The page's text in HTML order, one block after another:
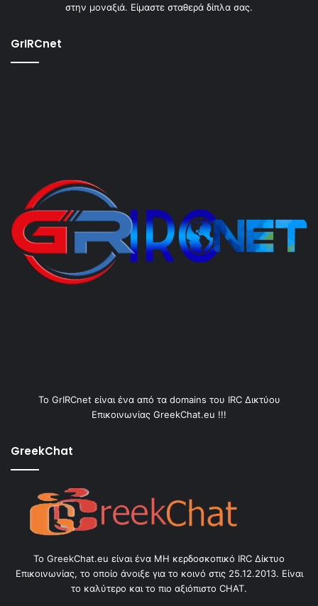
στην μοναξιά. Είμαστε σταθερά δίπλα σας.
GrIRCnet
Το GrIRCnet είναι ένα από τα domains του IRC Δικτύου
Επικοινωνίας GreekChat.eu !!!
GreekChat
Το GreekChat.eu είναι ένα ΜΗ κερδοσκοπικό IRC Δίκτυο
Επικοινωνίας, το οποίο άνοιξε για το κοινό στις 25.12.2013. Είναι
το καλύτερο και το πιο αξιόπιστο CHAT.